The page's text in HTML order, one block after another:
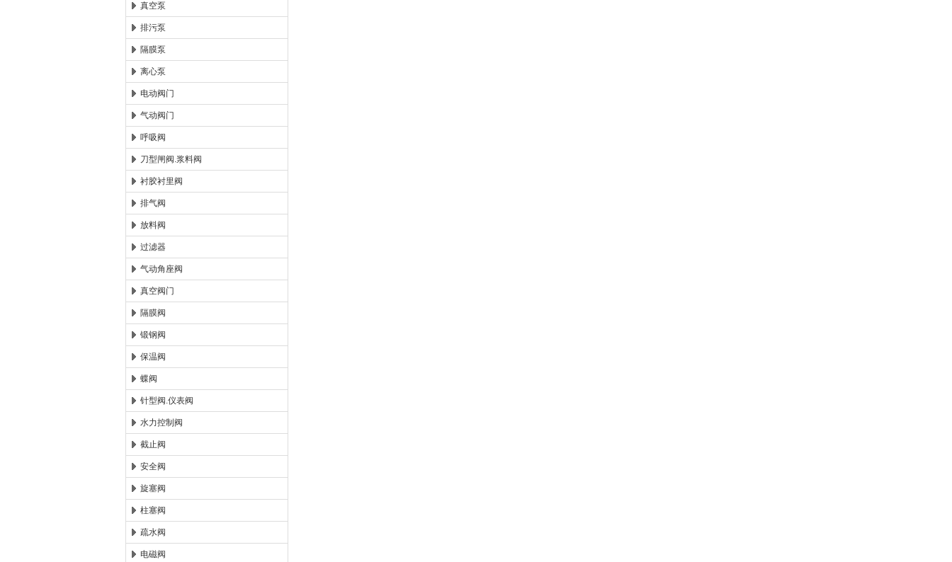
真空泵
排污泵
隔膜泵
离心泵
电动阀门
气动阀门
呼吸阀
刀型闸阀.浆料阀
衬胶衬里阀
排气阀
放料阀
过滤器
气动角座阀
真空阀门
隔膜阀
锻钢阀
保温阀
蝶阀
针型阀.仪表阀
水力控制阀
截止阀
安全阀
旋塞阀
柱塞阀
疏水阀
电磁阀